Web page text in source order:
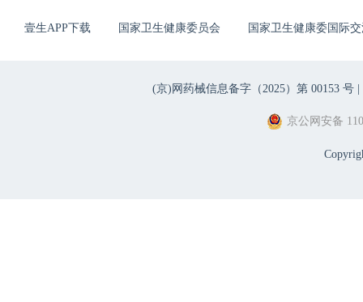
壹生APP下载 国家卫生健康委员会 国家卫生健康委国际
(京)网药械信息备字（2025）第 00153 号 |
京公网安备